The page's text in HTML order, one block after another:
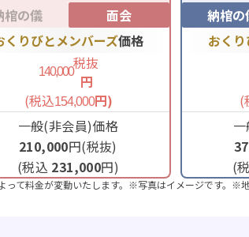
棺の儀
面会
くりびとメンバーズ価格
140,000税抜
円
(税込154,000円)
一般(非会員)価格
210,000円(税抜)
(税込 231,000円)
納棺の
おく
(
(
て料金が変動いたします。※写真はイメージです。※